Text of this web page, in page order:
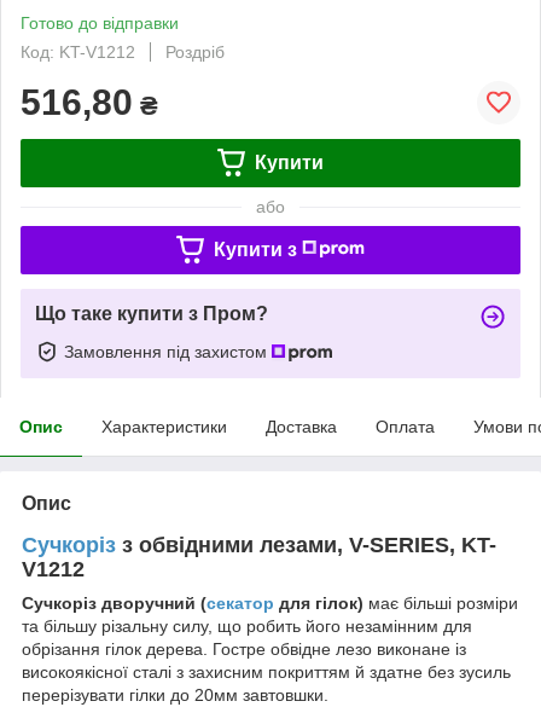
Готово до відправки
Код: KT-V1212
Роздріб
516,80 ₴
Купити
або
Купити з
Що таке купити з Пром?
Замовлення під захистом
Опис Характеристики Доставка Оплата Умови
Опис
Сучкоріз з обвідними лезами, V-SERIES, KT-
V1212
Сучкоріз дворучний (секатор для гілок) має більші розміри
та більшу різальну силу, що робить його незамінним для
обрізання гілок дерева. Гостре обвідне лезо виконане із
високоякісної сталі з захисним покриттям й здатне без зусиль
перерізувати гілки до 20мм завтовшки.